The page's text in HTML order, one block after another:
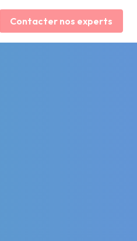
Contacter nos experts